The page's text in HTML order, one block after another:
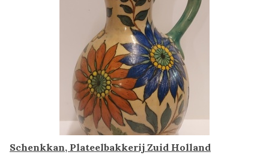
Schenkkan, Plateelbakkerij Zuid Holland